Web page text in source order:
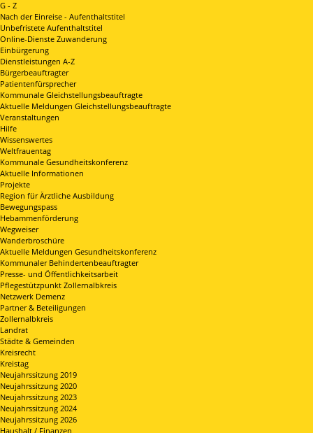
G - Z
Nach der Einreise - Aufenthaltstitel
Unbefristete Aufenthaltstitel
Online-Dienste Zuwanderung
Einbürgerung
Dienstleistungen A-Z
Bürgerbeauftragter
Patientenfürsprecher
Kommunale Gleichstellungsbeauftragte
Aktuelle Meldungen Gleichstellungsbeauftragte
Veranstaltungen
Hilfe
Wissenswertes
Weltfrauentag
Kommunale Gesundheitskonferenz
Aktuelle Informationen
Projekte
Region für Ärztliche Ausbildung
Bewegungspass
Hebammenförderung
Wegweiser
Wanderbroschüre
Aktuelle Meldungen Gesundheitskonferenz
Kommunaler Behindertenbeauftragter
Presse- und Öffentlichkeitsarbeit
Pflegestützpunkt Zollernalbkreis
Netzwerk Demenz
Partner & Beteiligungen
Zollernalbkreis
Landrat
Städte & Gemeinden
Kreisrecht
Kreistag
Neujahrssitzung 2019
Neujahrssitzung 2020
Neujahrssitzung 2023
Neujahrssitzung 2024
Neujahrssitzung 2026
Haushalt / Finanzen